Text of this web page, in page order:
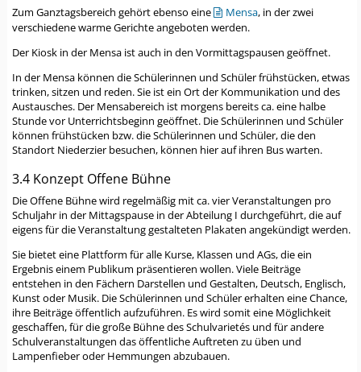
Zum Ganztagsbereich gehört ebenso eine Mensa, in der zwei
verschiedene warme Gerichte angeboten werden.
Der Kiosk in der Mensa ist auch in den Vormittagspausen geöffnet.
In der Mensa können die Schülerinnen und Schüler frühstücken, etwas
trinken, sitzen und reden. Sie ist ein Ort der Kommunikation und des
Austausches. Der Mensabereich ist morgens bereits ca. eine halbe
Stunde vor Unterrichtsbeginn geöffnet. Die Schülerinnen und Schüler
können frühstücken bzw. die Schülerinnen und Schüler, die den
Standort Niederzier besuchen, können hier auf ihren Bus warten.
3.4 Konzept Offene Bühne
Die Offene Bühne wird regelmäßig mit ca. vier Veranstaltungen pro
Schuljahr in der Mittagspause in der Abteilung I durchgeführt, die auf
eigens für die Veranstaltung gestalteten Plakaten angekündigt werden.
Sie bietet eine Plattform für alle Kurse, Klassen und AGs, die ein
Ergebnis einem Publikum präsentieren wollen. Viele Beiträge
entstehen in den Fächern Darstellen und Gestalten, Deutsch, Englisch,
Kunst oder Musik. Die Schülerinnen und Schüler erhalten eine Chance,
ihre Beiträge öffentlich aufzuführen. Es wird somit eine Möglichkeit
geschaffen, für die große Bühne des Schulvarietés und für andere
Schulveranstaltungen das öffentliche Auftreten zu üben und
Lampenfieber oder Hemmungen abzubauen.